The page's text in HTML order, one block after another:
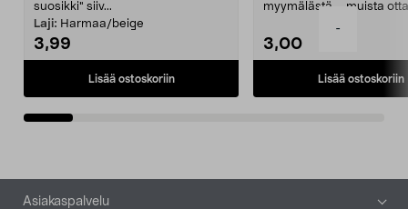
-
suosikki" siiv...
Laji: Harmaa/beige
3,99
Lisää ostoskoriin
myymälästä – muista
3,00
Lisää ostoskoriin
Alatunniste
Asiakaspalvelu